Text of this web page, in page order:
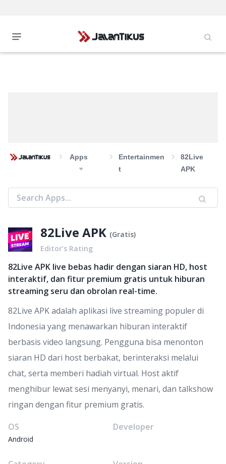
Apps
Entertainmen
T
82Live
APK
82Live APK (Gratis)
Editor’s Rating
82Live APK live bebas hadir dengan siaran HD, host
interaktif, dan fitur premium gratis untuk hiburan
streaming seru dan obrolan real-time.
82Live APK adalah aplikasi live streaming populer di
Indonesia yang menawarkan hiburan interaktif
berbasis video langsung. Pengguna bisa menonton
siaran HD dari host berbakat, berinteraksi melalui
chat, serta memberi hadiah virtual. Host aktif
menghibur lewat sesi menyanyi, menari, dan talkshow
ringan dengan fitur premium gratis.
OS
Android
Developer